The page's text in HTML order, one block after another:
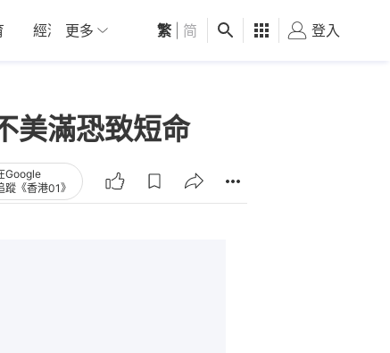
經濟 01深圳 觀點 健康 好食玩飛
更多 繁 简 登入
美滿恐致短命
Google
蹤《香港01》